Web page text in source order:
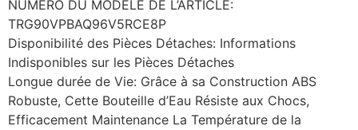
NUMÉRO DU MODÈLE DE L’ARTICLE:
TRG90VPBAQ96V5RCE8P
Disponibilité des Pièces Détaches: Informations
Indisponibles sur les Pièces Détaches
Longue durée de Vie: Grâce à sa Construction ABS
Robuste, Cette Bouteille d’Eau Résiste aux Chocs,
Efficacement Maintenance La Température de la